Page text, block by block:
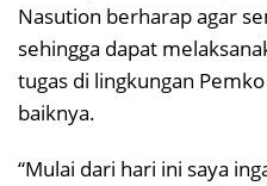
Nasution berharap agar
sehingga dapat
tugas di lingkungan
baiknya.
“Mulai dari hari ini saya